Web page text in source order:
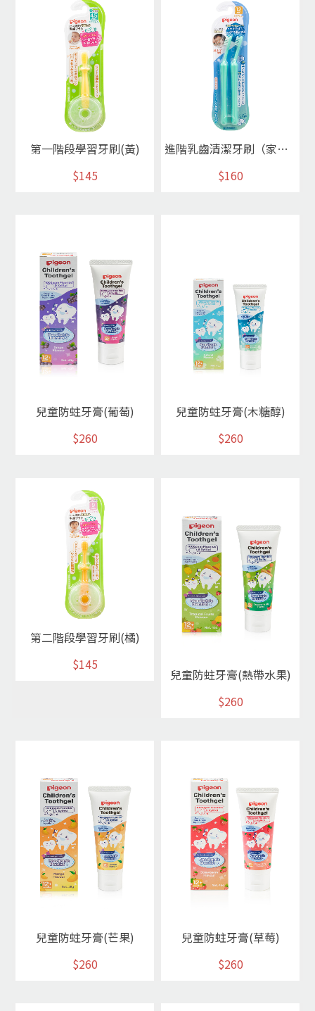
第一階段學習牙刷(黃)
$145
進階乳齒清潔牙刷（家長用） 2入
$160
兒童防蛀牙膏(葡萄)
$260
兒童防蛀牙膏(木糖醇)
$260
第二階段學習牙刷(橘)
$145
兒童防蛀牙膏(熱帶水果)
$260
兒童防蛀牙膏(芒果)
$260
兒童防蛀牙膏(草莓)
$260